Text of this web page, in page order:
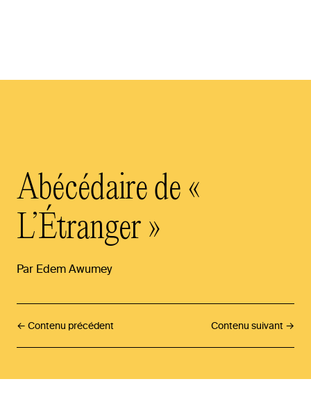
Abécédaire de «
L’Étranger »
Par Edem Awumey
← Contenu précédent Contenu suivant →